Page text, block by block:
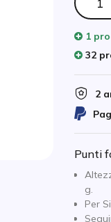
1
32
2
Punti
g.
Per